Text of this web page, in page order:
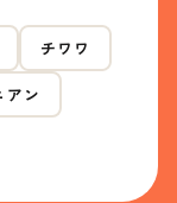
チワワ
アン